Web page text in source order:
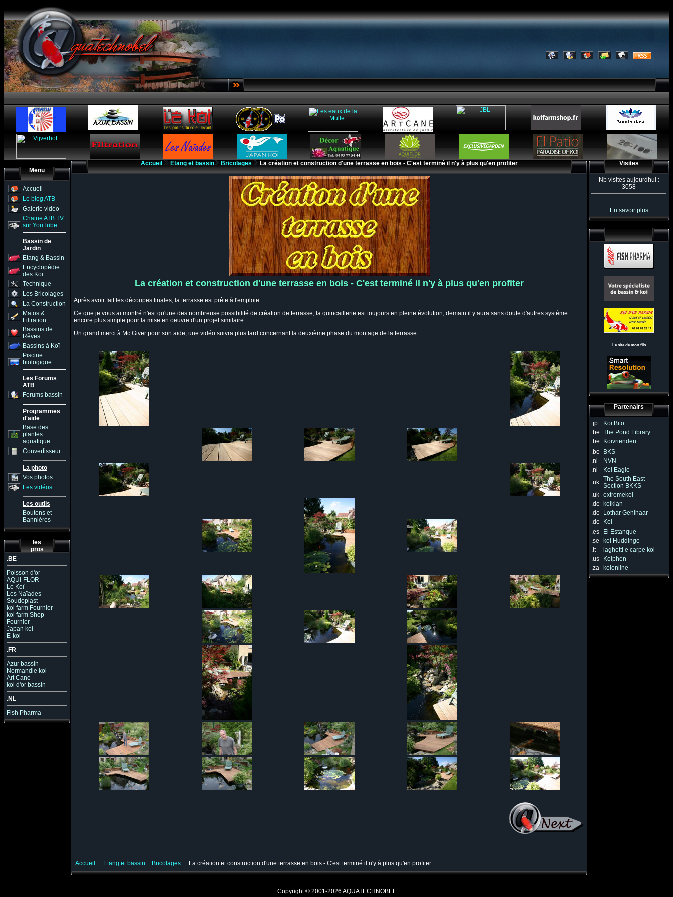
Menu
Accueil
Le blog ATB
Galerie vidéo
Chaine ATB TV
sur YouTube
Bassin de
Jardin
Etang & Bassin
Encyclopédie
des Koï
Technique
Les Bricolages
La Construction
Matos &
Filtration
Bassins de
Rêves
Bassins à Koï
Piscine
biologique
Les Forums
ATB
Forums bassin
Programmes
d'aide
Base des
plantes
aquatique
Convertisseur
La photo
Vos photos
Les vidéos
Les outils
.
Boutons et
Bannières
les
pros
.BE
Poisson d'or
AQUI-FLOR
Le Koï
Les Naïades
Soudoplast
koi farm Fournier
koi farm Shop
Fournier
Japan koi
E-koi
.FR
Azur bassin
Normandie koi
Art Cane
koi d'or bassin
.NL
Fish Pharma
Accueil Etang et bassin Bricolages La création et construction d'une terrasse en bois - C'est terminé il n'y à plus qu'en profiter
La création et construction d'une terrasse en bois - C'est terminé il n'y à plus qu'en profiter
Après avoir fait les découpes finales, la terrasse est prête à l'emploie
Ce que je vous ai montré n'est qu'une des nombreuse possibilité de création de terrasse, la quincaillerie est toujours en pleine évolution, demain il y aura sans doute d'autres système
encore plus simple pour la mise en oeuvre d'un projet similaire
Un grand merci à Mc Giver pour son aide, une vidéo suivra plus tard concernant la deuxième phase du montage de la terrasse
Accueil Etang et bassin Bricolages La création et construction d'une terrasse en bois - C'est terminé il n'y à plus qu'en profiter
Visites
Nb visites aujourdhui :
3058
En savoir plus
Le site de mon fils
Partenairs
.jp
Koi Bito
.be The Pond Library
.be
Koivrienden
.be
BKS
.nl
NVN
.nl
Koi Eagle
.uk The South East
Section BKKS
.uk extremekoi
.de
koiklan
.de
Lothar Gehlhaar
.de
Koi
.es
El Estanque
.se
koi Huddinge
.it
laghetti e carpe koi
.us
Koiphen
.za
koionline
Copyright © 2001-2026 AQUATECHNOBEL